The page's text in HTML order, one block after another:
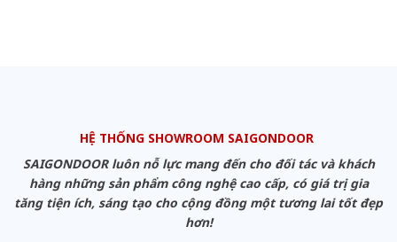
HỆ THỐNG SHOWROOM SAIGONDOOR
SAIGONDOOR luôn nỗ lực mang đến cho đối tác và khách
hàng những sản phẩm công nghệ cao cấp, có giá trị gia
tăng tiện ích, sáng tạo cho cộng đồng một tương lai tốt đẹp
hơn!